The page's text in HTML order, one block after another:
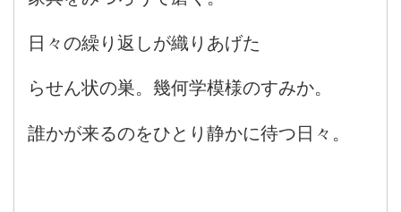
日々の繰り返しが織りあげた
らせん状の巣。幾何学模様のすみか。
誰かが来るのをひとり静かに待つ日々。